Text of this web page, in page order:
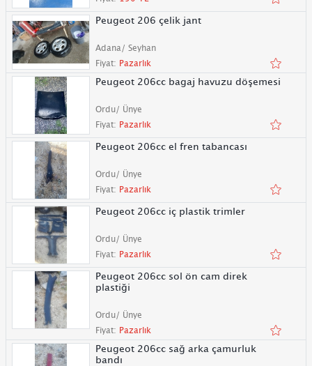
Peugeot 206 çelik jant
Adana/ Seyhan
Fiyat: Pazarlık
Peugeot 206cc bagaj havuzu döşemesi
Ordu/ Ünye
Fiyat: Pazarlık
Peugeot 206cc el fren tabancası
Ordu/ Ünye
Fiyat: Pazarlık
Peugeot 206cc iç plastik trimler
Ordu/ Ünye
Fiyat: Pazarlık
Peugeot 206cc sol ön cam direk
plastiği
Ordu/ Ünye
Fiyat: Pazarlık
Peugeot 206cc sağ arka çamurluk
bandı